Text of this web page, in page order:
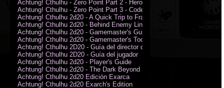
Achtung! Cthulhu - Zero Point Part 2 - Heroes of the Sea
Achtung! Cthulhu - Zero Point Part 3 - Code of Honour (PDF)
Achtung! Cthulhu 2d20 - A Quick Trip to France (PDF)
Achtung! Cthulhu 2d20 - Behind Enemy Lines
Achtung! Cthulhu 2d20 - Gamemaster's Guide
Achtung! Cthulhu 2d20 - Gamemaster's Toolkit
Achtung! Cthulhu 2D20 - Guía del director de juego
Achtung! Cthulhu 2D20 - Guía del jugador
Achtung! Cthulhu 2d20 - Player's Guide
Achtung! Cthulhu 2d20 - The Dark Beyond
Achtung! Cthulhu 2d20 Edición Exarca
Achtung! Cthulhu 2d20 Exarch's Edition